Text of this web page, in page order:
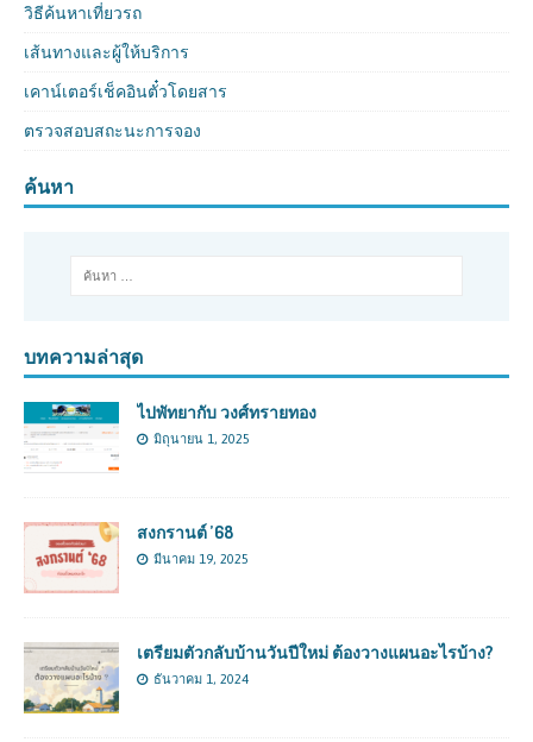
วิธีค้นหาเที่ยวรถ
เส้นทางและผู้ให้บริการ
เคาน์เตอร์เช็คอินตั๋วโดยสาร
ตรวจสอบสถะนะการจอง
ค้นหา
บทความล่าสุด
ไปพัทยากับ วงศ์ทรายทอง
มิถุนายน 1, 2025
สงกรานต์ ’68
มีนาคม 19, 2025
เตรียมตัวกลับบ้านวันปีใหม่ ต้องวางแผนอะไรบ้าง?
ธันวาคม 1, 2024